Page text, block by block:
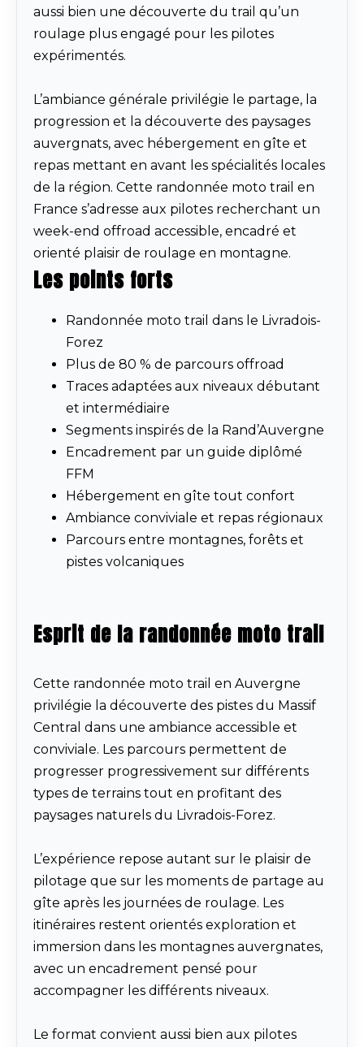
aussi bien une découverte du trail qu’un
roulage plus engagé pour les pilotes
expérimentés.
L’ambiance générale privilégie le partage, la
progression et la découverte des paysages
auvergnats, avec hébergement en gîte et
repas mettant en avant les spécialités locales
de la région. Cette randonnée moto trail en
France s’adresse aux pilotes recherchant un
week-end offroad accessible, encadré et
orienté plaisir de roulage en montagne.
Les points forts
Randonnée moto trail dans le Livradois-
Forez
Plus de 80 % de parcours offroad
Traces adaptées aux niveaux débutant
et intermédiaire
Segments inspirés de la Rand’Auvergne
Encadrement par un guide diplômé
FFM
Hébergement en gîte tout confort
Ambiance conviviale et repas régionaux
Parcours entre montagnes, forêts et
pistes volcaniques
Esprit de la randonnée moto trail
Cette randonnée moto trail en Auvergne
privilégie la découverte des pistes du Massif
Central dans une ambiance accessible et
conviviale. Les parcours permettent de
progresser progressivement sur différents
types de terrains tout en profitant des
paysages naturels du Livradois-Forez.
L’expérience repose autant sur le plaisir de
pilotage que sur les moments de partage au
gîte après les journées de roulage. Les
itinéraires restent orientés exploration et
immersion dans les montagnes auvergnates,
avec un encadrement pensé pour
accompagner les différents niveaux.
Le format convient aussi bien aux pilotes